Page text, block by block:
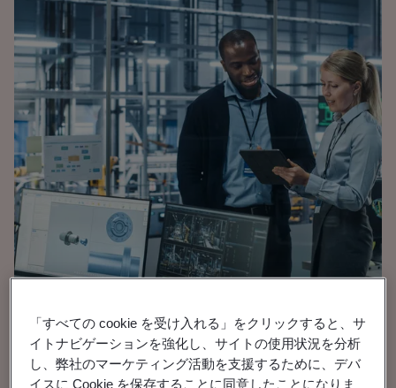
パンフレット
輸送・モビリティ
「すべての cookie を受け入れる」をクリックすると、サ
イトナビゲーションを強化し、サイトの使用状況を分析
し、弊社のマーケティング活動を支援するために、デバ
イスに Cookie を保存することに同意したことになりま